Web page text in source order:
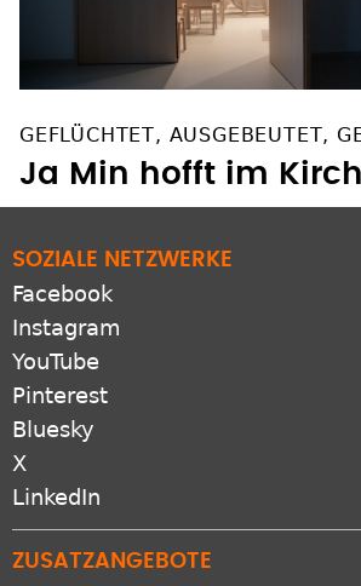
GEFLÜCHTET, AUSGEBEUTET,
Ja Min hofft im
SOZIALE NETZWERKE
Facebook
Instagram
YouTube
Pinterest
Bluesky
X
LinkedIn
ZUSATZANGEBOTE